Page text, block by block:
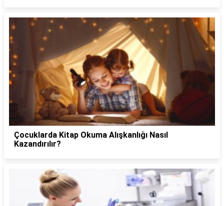
Çocuklarda Kitap Okuma Alışkanlığı Nasıl
Kazandırılır?